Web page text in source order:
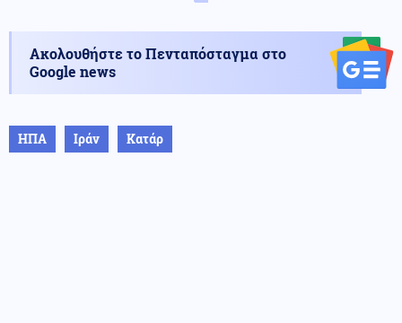
Ακολουθήστε το Πενταπόσταγμα στο
Google news
ΗΠΑ Ιράν Κατάρ